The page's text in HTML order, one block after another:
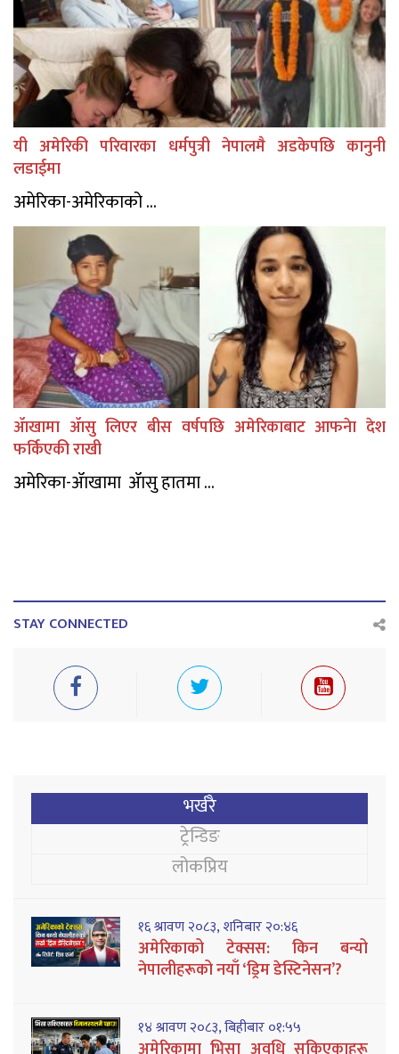
यी अमेरिकी परिवारका धर्मपुत्री नेपालमै अडकेपछि कानुनी
लडाईमा
अमेरिका-अमेरिकाको ...
ॲाखामा ॲासु लिएर बीस वर्षपछि अमेरिकाबाट आफनेा देश
फर्किएकी राखी
अमेरिका-ॲाखामा ॲासु हातमा ...
STAY CONNECTED
भर्खरै
ट्रेन्डिङ
लोकप्रिय
१६ श्रावण २०८३, शनिबार २०:४६
अमेरिकाको टेक्सस: किन बन्यो
नेपालीहरूको नयाँ ‘ड्रिम डेस्टिनेसन’?
१४ श्रावण २०८३, बिहीबार ०१:५५